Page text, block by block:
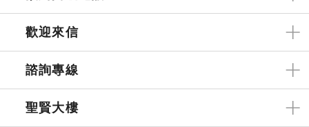
歡迎來信
諮詢專線
聖賢大樓